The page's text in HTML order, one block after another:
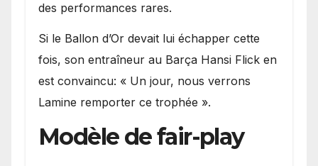
des performances rares.
Si le Ballon d’Or devait lui échapper cette
fois, son entraîneur au Barça Hansi Flick en
est convaincu: « Un jour, nous verrons
Lamine remporter ce trophée ».
Modèle de fair-play